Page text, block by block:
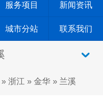
服务项目 新闻资讯
城市分站 联系我们
» 浙江 » 金华 » 兰溪